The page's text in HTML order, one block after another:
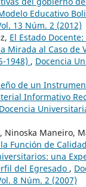
Educativo
13 Núm. 2 (2012)
El Estado
Mirada al Caso de
1948) , Docencia
de un
Informativo
Docencia
Ninoska Maneiro,
Función de
una
del Egresado ,
8 Núm. 2 (2007)